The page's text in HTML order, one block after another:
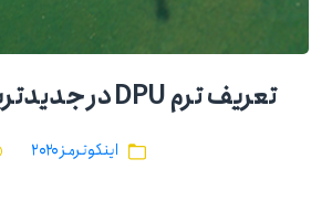
تعریف ترم DPU در جدیدترین نسخه اینکوترمز | اینکوترمز 2020
اینکوترمز ۲۰۲۰